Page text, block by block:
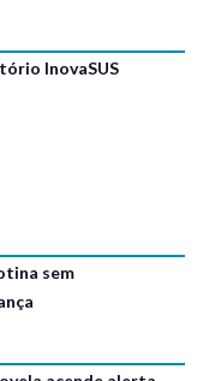
InovaSUS
sem